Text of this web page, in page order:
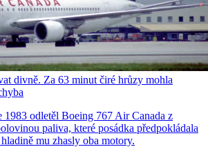
divně. Za 63 minut čiré hrůzy mohla
1983 odletěl Boeing 767 Air Canada z
paliva, které posádka předpokládala
mu zhasly oba motory.